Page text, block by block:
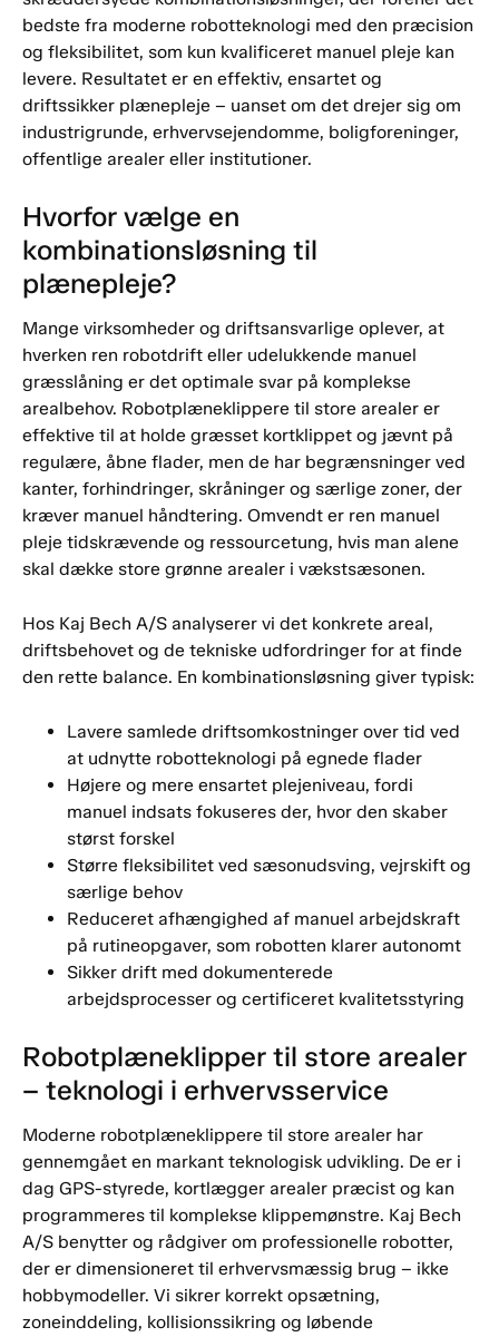
bedste fra moderne robotteknologi med den præcision
og fleksibilitet, som kun kvalificeret manuel pleje kan
levere. Resultatet er en effektiv, ensartet og
driftssikker plænepleje – uanset om det drejer sig om
industrigrunde, erhvervsejendomme, boligforeninger,
offentlige arealer eller institutioner.
Hvorfor vælge en
kombinationsløsning til
plænepleje?
Mange virksomheder og driftsansvarlige oplever, at
hverken ren robotdrift eller udelukkende manuel
græsslåning er det optimale svar på komplekse
arealbehov. Robotplæneklippere til store arealer er
effektive til at holde græsset kortklippet og jævnt på
regulære, åbne flader, men de har begrænsninger ved
kanter, forhindringer, skråninger og særlige zoner, der
kræver manuel håndtering. Omvendt er ren manuel
pleje tidskrævende og ressourcetung, hvis man alene
skal dække store grønne arealer i vækstsæsonen.
Hos Kaj Bech A/S analyserer vi det konkrete areal,
driftsbehovet og de tekniske udfordringer for at finde
den rette balance. En kombinationsløsning giver typisk:
Lavere samlede driftsomkostninger over tid ved
at udnytte robotteknologi på egnede flader
Højere og mere ensartet plejeniveau, fordi
manuel indsats fokuseres der, hvor den skaber
størst forskel
Større fleksibilitet ved sæsonudsving, vejrskift og
særlige behov
Reduceret afhængighed af manuel arbejdskraft
på rutineopgaver, som robotten klarer autonomt
Sikker drift med dokumenterede
arbejdsprocesser og certificeret kvalitetsstyring
Robotplæneklipper til store arealer
– teknologi i erhvervsservice
Moderne robotplæneklippere til store arealer har
gennemgået en markant teknologisk udvikling. De er i
dag GPS-styrede, kortlægger arealer præcist og kan
programmeres til komplekse klippemønstre. Kaj Bech
A/S benytter og rådgiver om professionelle robotter,
der er dimensioneret til erhvervsmæssig brug – ikke
hobbymodeller. Vi sikrer korrekt opsætning,
zoneinddeling, kollisionssikring og løbende